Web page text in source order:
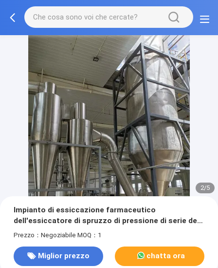
2/5
Impianto di essiccazione farmaceutico
dell'essiccatore di spruzzo di pressione di serie del
lievito YPG della maltodestrina
Prezzo：Negoziabile MOQ：1
Miglior prezzo chatta ora